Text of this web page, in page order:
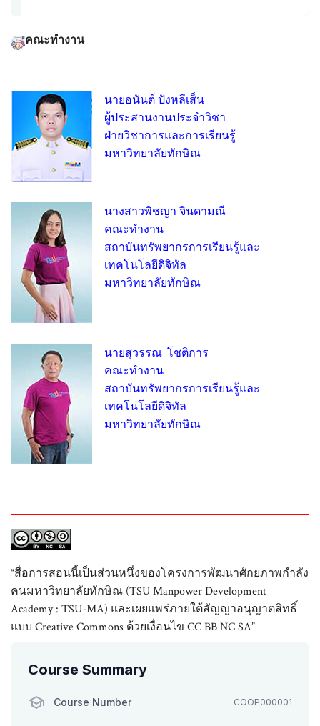
คณะทำงาน
นายอนันต์ ปังหลีเส็น
ผู้ประสานงานประจำวิชา
ฝ่ายวิชาการและการเรียนรู้
มหาวิทยาลัยทักษิณ
นางสาวพิชญา จินดามณี
คณะทำงาน
สถาบันทรัพยากรการเรียนรู้และ
เทคโนโลยีดิจิทัล
มหาวิทยาลัยทักษิณ
นายสุวรรณ โชติการ
คณะทำงาน
สถาบันทรัพยากรการเรียนรู้และ
เทคโนโลยีดิจิทัล
มหาวิทยาลัยทักษิณ
“สื่อการสอนนี้เป็นส่วนหนึ่งของโครงการพัฒนาศักยภาพกำลัง
คนมหาวิทยาลัยทักษิณ (TSU Manpower Development
Academy : TSU-MA) และเผยแพร่ภายใต้สัญญาอนุญาตสิทธิ์
แบบ Creative Commons ด้วยเงื่อนไข CC BB NC SA”
Course Summary
Course Number COOP000001